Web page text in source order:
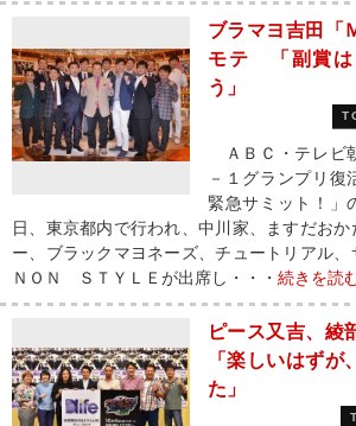
ブラマヨ吉田「
モテ 「副賞は
う」
ＡＢＣ・テレビ
－１グランプリ
緊急サミット！」
日、東京都内で行われ、中川家、ますだお
ー、ブラックマヨネーズ、チュートリアル、
ＮＯＮ ＳＴＹＬＥが出席し・・・ 続きを読
ピース又吉、綾
「楽しいはずが
た」